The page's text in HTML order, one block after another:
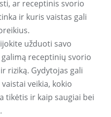
ar receptinis svorio
ir kuris vaistas gali
užduoti savo
receptinių svorio
riziką. Gydytojas gali
veikia, kokio
tikėtis ir kaip saugiai bei